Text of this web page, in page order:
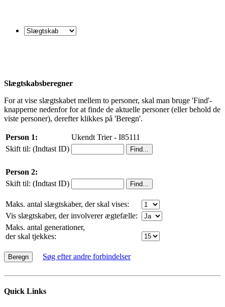
Slægtskabsberegner
For at vise slægtskabet mellem to personer, skal man bruge 'Find'-
knapperne nedenfor for at finde de aktuelle personer (eller behold de
viste personer), derefter klikkes på 'Beregn'.
Person 1:
Ukendt Trier - I85111
Skift til: (Indtast ID)
Person 2:
Skift til: (Indtast ID)
Maks. antal slægtskaber, der skal vises:
Vis slægtskaber, der involverer ægtefælle:
Maks. antal generationer,
der skal tjekkes:
Søg efter andre forbindelser
Quick Links